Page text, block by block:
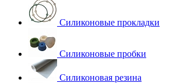
Силиконовые прокладки
Силиконовые пробки
Силиконовая резина